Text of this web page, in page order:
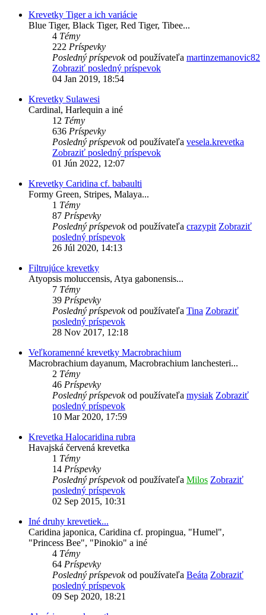
Krevetky Tiger a ich variácie
Blue Tiger, Black Tiger, Red Tiger, Tibee...
4 Témy
222 Príspevky
Posledný príspevokod používateľa martinzemanovic82
Zobraziť posledný príspevok
04 Jan 2019, 18:54
Krevetky Sulawesi
Cardinal, Harlequin a iné
12 Témy
636 Príspevky
Posledný príspevokod používateľa vesela.krevetka
Zobraziť posledný príspevok
01 Jún 2022, 12:07
Krevetky Caridina cf. babaulti
Formy Green, Stripes, Malaya...
1 Témy
87 Príspevky
Posledný príspevokod používateľa crazypit Zobraziť
posledný príspevok
26 Júl 2020, 14:13
Filtrujúce krevetky
Atyopsis moluccensis, Atya gabonensis...
7 Témy
39 Príspevky
Posledný príspevokod používateľa Tina Zobraziť
posledný príspevok
28 Nov 2017, 12:18
Veľkoramenné krevetky Macrobrachium
Macrobrachium dayanum, Macrobrachium lanchesteri...
2 Témy
46 Príspevky
Posledný príspevokod používateľa mysiak Zobraziť
posledný príspevok
10 Mar 2020, 17:59
Krevetka Halocaridina rubra
Havajská červená krevetka
1 Témy
14 Príspevky
Posledný príspevokod používateľa Milos Zobraziť
posledný príspevok
02 Sep 2015, 10:31
Iné druhy krevetiek...
Caridina japonica, Caridina cf. propingua, "Humel",
"Princess Bee", "Pinokio" a iné
4 Témy
64 Príspevky
Posledný príspevokod používateľa Beáta Zobraziť
posledný príspevok
09 Sep 2020, 18:21